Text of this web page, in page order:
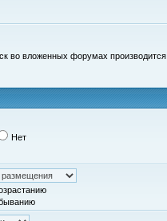
во вложенных форумах производится
Нет